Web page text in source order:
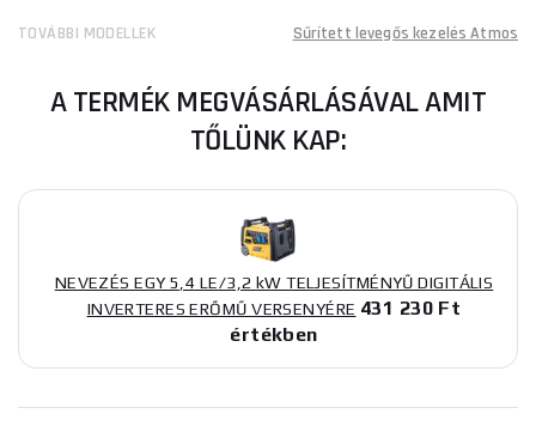
TOVÁBBI MODELLEK Sűrített levegős kezelés Atmos
A TERMÉK MEGVÁSÁRLÁSÁVAL AMIT
TŐLÜNK KAP:
NEVEZÉS EGY 5,4 LE/3,2 kW TELJESÍTMÉNYŰ DIGITÁLIS
INVERTERES ERŐMŰ VERSENYÉRE 431 230 Ft
értékben